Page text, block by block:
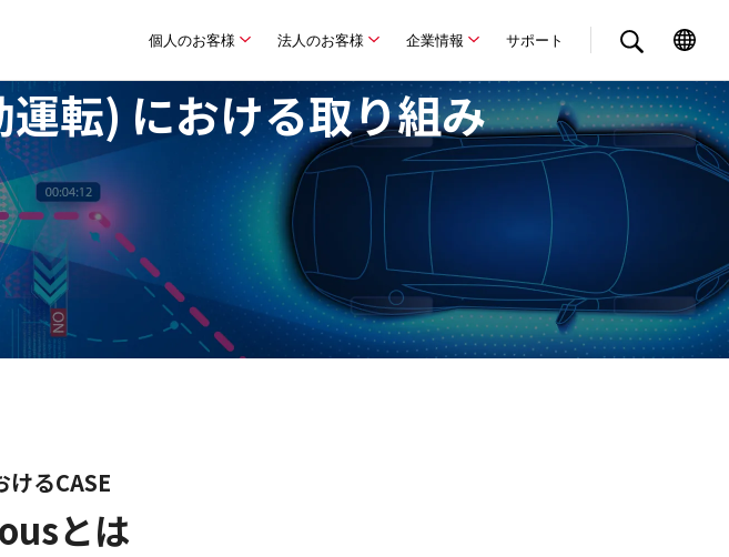
個人のお客様 法人のお客様 企業情報 サポート
転) における取り組み
けるCASE
とは